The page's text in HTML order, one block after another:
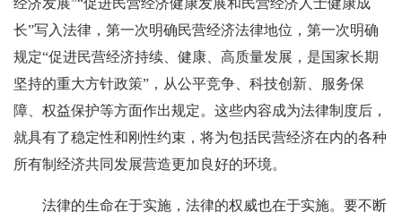
经济发展”“促进民营经济健康发展和民营经济人士健康成
长”写入法律，第一次明确民营经济法律地位，第一次明确
规定“促进民营经济持续、健康、高质量发展，是国家长期
坚持的重大方针政策”，从公平竞争、科技创新、服务保
障、权益保护等方面作出规定。这些内容成为法律制度后，
就具有了稳定性和刚性约束，将为包括民营经济在内的各种
所有制经济共同发展营造更加良好的环境。
法律的生命在于实施，法律的权威也在于实施。要不断